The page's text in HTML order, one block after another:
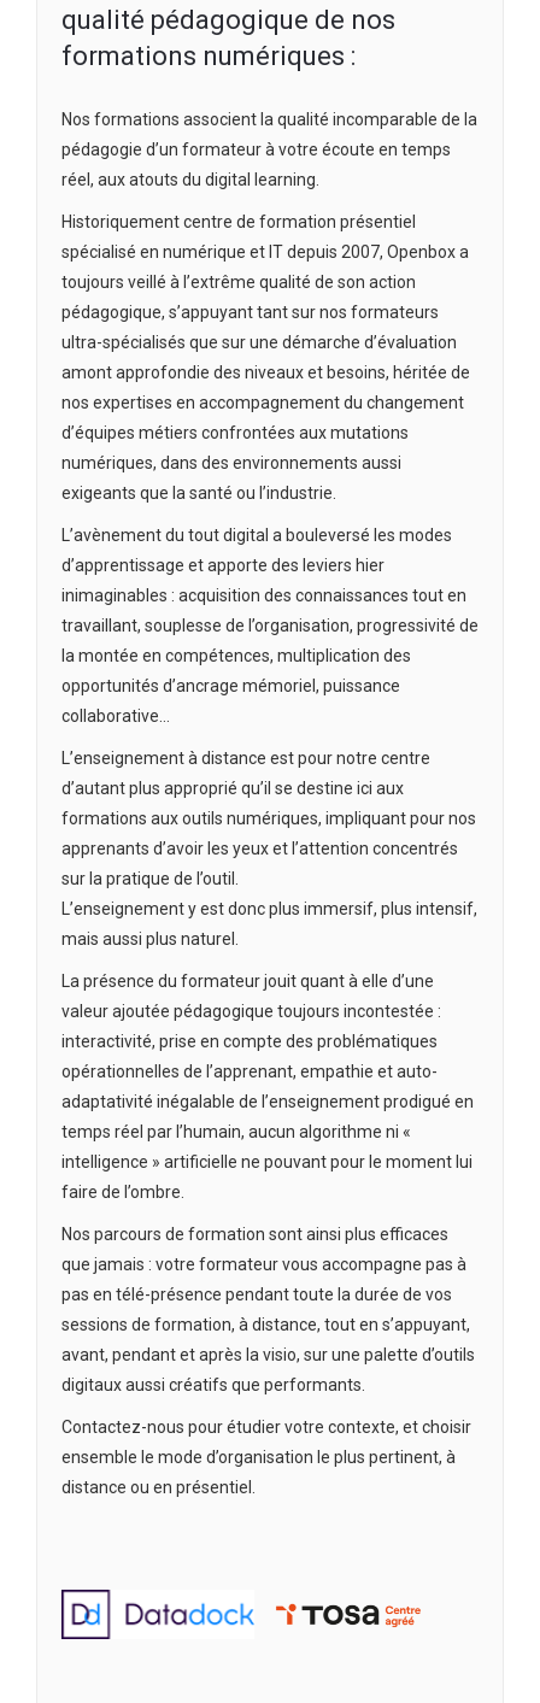
qualité pédagogique de nos
formations numériques :
Nos formations associent la qualité incomparable de la
pédagogie d’un formateur à votre écoute en temps
réel, aux atouts du digital learning.
Historiquement centre de formation présentiel
spécialisé en numérique et IT depuis 2007, Openbox a
toujours veillé à l’extrême qualité de son action
pédagogique, s’appuyant tant sur nos formateurs
ultra-spécialisés que sur une démarche d’évaluation
amont approfondie des niveaux et besoins, héritée de
nos expertises en accompagnement du changement
d’équipes métiers confrontées aux mutations
numériques, dans des environnements aussi
exigeants que la santé ou l’industrie.
L’avènement du tout digital a bouleversé les modes
d’apprentissage et apporte des leviers hier
inimaginables : acquisition des connaissances tout en
travaillant, souplesse de l’organisation, progressivité de
la montée en compétences, multiplication des
opportunités d’ancrage mémoriel, puissance
collaborative…
L’enseignement à distance est pour notre centre
d’autant plus approprié qu’il se destine ici aux
formations aux outils numériques, impliquant pour nos
apprenants d’avoir les yeux et l’attention concentrés
sur la pratique de l’outil.
L’enseignement y est donc plus immersif, plus intensif,
mais aussi plus naturel.
La présence du formateur jouit quant à elle d’une
valeur ajoutée pédagogique toujours incontestée :
interactivité, prise en compte des problématiques
opérationnelles de l’apprenant, empathie et auto-
adaptativité inégalable de l’enseignement prodigué en
temps réel par l’humain, aucun algorithme ni «
intelligence » artificielle ne pouvant pour le moment lui
faire de l’ombre.
Nos parcours de formation sont ainsi plus efficaces
que jamais : votre formateur vous accompagne pas à
pas en télé-présence pendant toute la durée de vos
sessions de formation, à distance, tout en s’appuyant,
avant, pendant et après la visio, sur une palette d’outils
digitaux aussi créatifs que performants.
Contactez-nous pour étudier votre contexte, et choisir
ensemble le mode d’organisation le plus pertinent, à
distance ou en présentiel.